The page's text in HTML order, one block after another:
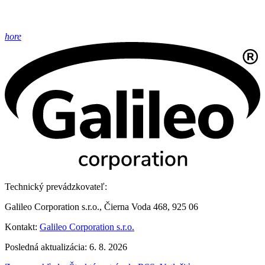
hore
Technický prevádzkovateľ:
Galileo Corporation s.r.o., Čierna Voda 468, 925 06
Kontakt: Galileo Corporation s.r.o.
Posledná aktualizácia: 6. 8. 2026